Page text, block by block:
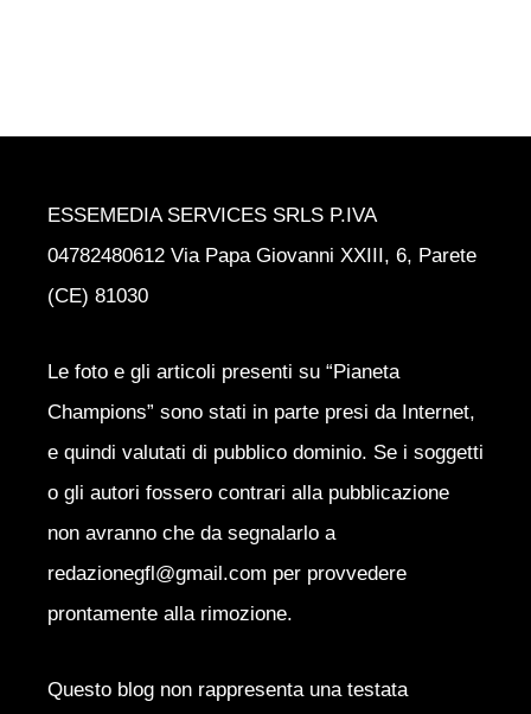
ESSEMEDIA SERVICES SRLS P.IVA
04782480612 Via Papa Giovanni XXIII, 6, Parete
(CE) 81030
Le foto e gli articoli presenti su “Pianeta
Champions” sono stati in parte presi da Internet,
e quindi valutati di pubblico dominio. Se i soggetti
o gli autori fossero contrari alla pubblicazione
non avranno che da segnalarlo a
redazionegfl@gmail.com per provvedere
prontamente alla rimozione.
Questo blog non rappresenta una testata